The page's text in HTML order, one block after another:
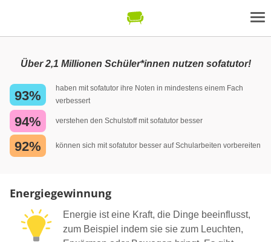
Über 2,1 Millionen Schüler*innen nutzen sofatutor!
93%
haben mit sofatutor ihre Noten in mindestens einem Fach
verbessert
94% verstehen den Schulstoff mit sofatutor besser
92% können sich mit sofatutor besser auf Schularbeiten vorbereiten
Energiegewinnung
Energie ist eine Kraft, die Dinge beeinflusst,
zum Beispiel indem sie sie zum Leuchten,